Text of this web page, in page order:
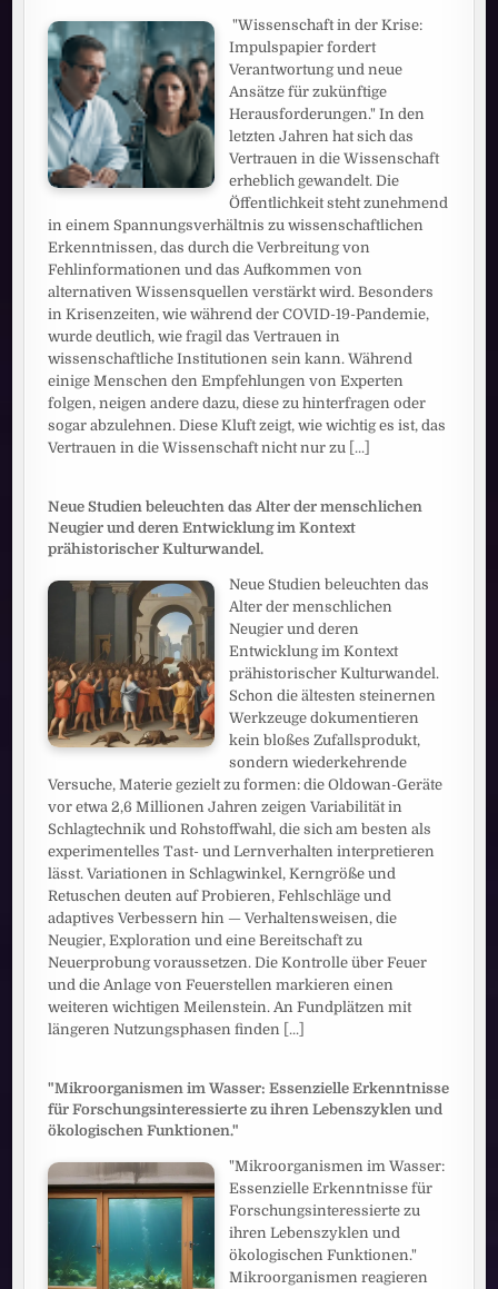
"Wissenschaft in der Krise:
Impulspapier fordert
Verantwortung und neue
Ansätze für zukünftige
Herausforderungen." In den
letzten Jahren hat sich das
Vertrauen in die Wissenschaft
erheblich gewandelt. Die
Öffentlichkeit steht zunehmend
in einem Spannungsverhältnis zu wissenschaftlichen
Erkenntnissen, das durch die Verbreitung von
Fehlinformationen und das Aufkommen von
alternativen Wissensquellen verstärkt wird. Besonders
in Krisenzeiten, wie während der COVID-19-Pandemie,
wurde deutlich, wie fragil das Vertrauen in
wissenschaftliche Institutionen sein kann. Während
einige Menschen den Empfehlungen von Experten
folgen, neigen andere dazu, diese zu hinterfragen oder
sogar abzulehnen. Diese Kluft zeigt, wie wichtig es ist, das
Vertrauen in die Wissenschaft nicht nur zu
[...]
Neue Studien beleuchten das Alter der menschlichen
Neugier und deren Entwicklung im Kontext
prähistorischer Kulturwandel.
Neue Studien beleuchten das
Alter der menschlichen
Neugier und deren
Entwicklung im Kontext
prähistorischer Kulturwandel.
Schon die ältesten steinernen
Werkzeuge dokumentieren
kein bloßes Zufallsprodukt,
sondern wiederkehrende
Versuche, Materie gezielt zu formen: die Oldowan-Geräte
vor etwa 2,6 Millionen Jahren zeigen Variabilität in
Schlagtechnik und Rohstoffwahl, die sich am besten als
experimentelles Tast- und Lernverhalten interpretieren
lässt. Variationen in Schlagwinkel, Kerngröße und
Retuschen deuten auf Probieren, Fehlschläge und
adaptives Verbessern hin — Verhaltensweisen, die
Neugier, Exploration und eine Bereitschaft zu
Neuerprobung voraussetzen. Die Kontrolle über Feuer
und die Anlage von Feuerstellen markieren einen
weiteren wichtigen Meilenstein. An Fundplätzen mit
längeren Nutzungsphasen finden
[...]
"Mikroorganismen im Wasser: Essenzielle Erkenntnisse
für Forschungsinteressierte zu ihren Lebenszyklen und
ökologischen Funktionen."
"Mikroorganismen im Wasser:
Essenzielle Erkenntnisse für
Forschungsinteressierte zu
ihren Lebenszyklen und
ökologischen Funktionen."
Mikroorganismen reagieren